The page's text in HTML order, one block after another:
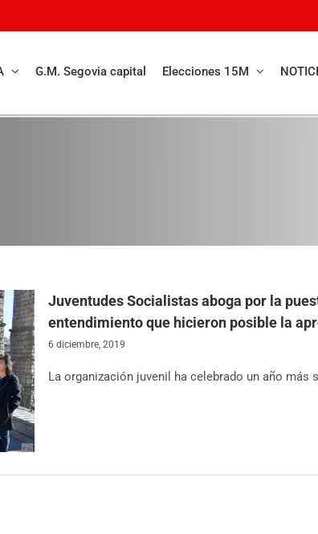
G.M. Segovia capital Elecciones 15M
Juventudes Socialistas aboga por la
entendimiento que hicieron posible la
6 diciembre, 2019
La organización juvenil ha celebrado un año más